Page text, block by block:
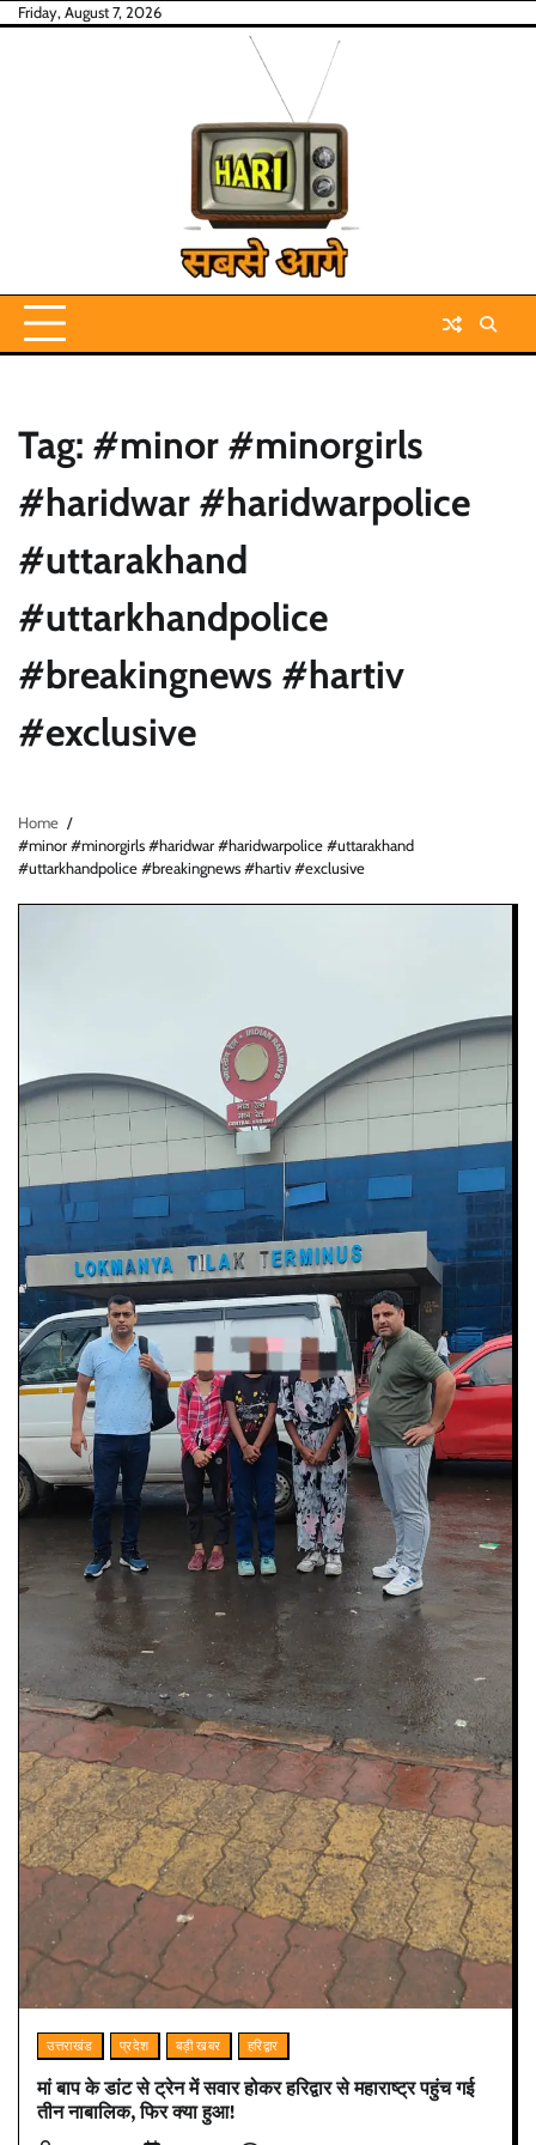
SkipFriday, August 7, 2026
Tag: #minor #minorgirls
#haridwar #haridwarpolice
#uttarakhand
#uttarkhandpolice
#breakingnews #hartiv
#exclusive
Home
#minor #minorgirls #haridwar #haridwarpolice #uttarakhand
#uttarkhandpolice #breakingnews #hartiv #exclusive
उत्तराखंड प्रदेश बड़ी खबर हरिद्वार
मां बाप के डांट से ट्रेन में सवार होकर हरिद्वार से महाराष्ट्र पहुंच गई
तीन नाबालिक, फिर क्या हुआ!